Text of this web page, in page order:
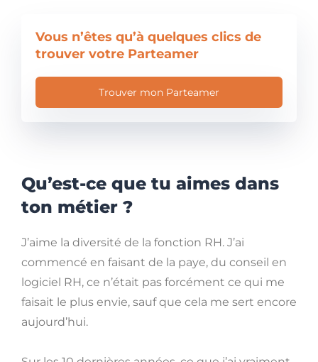
Vous n’êtes qu’à quelques clics de
trouver votre Parteamer
Trouver mon Parteamer
Qu’est-ce que tu aimes dans
ton métier ?
J’aime la diversité de la fonction RH. J’ai
commencé en faisant de la paye, du conseil en
logiciel RH, ce n’était pas forcément ce qui me
faisait le plus envie, sauf que cela me sert encore
aujourd’hui.